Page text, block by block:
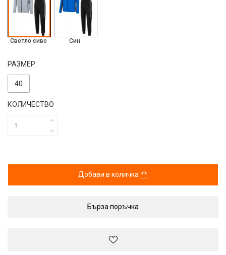
Светло сиво Син
РАЗМЕР:
40
КОЛИЧЕСТВО
Добави в количка
Бърза поръчка